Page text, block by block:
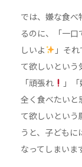
では、嫌な食べ
るのに、「一口
しいよ
」そ
て欲しいという
「頑張れ
」
全く食べたいと
て欲しいという
うと、子どもに
なってしまいま